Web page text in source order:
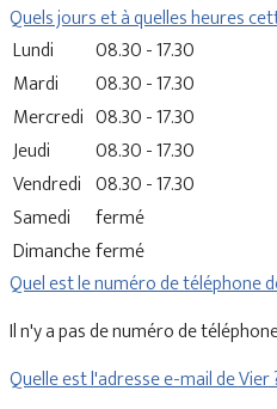
Quels jours et à quelles heures
Lundi
08.30 - 17.30
Mardi
08.30 - 17.30
Mercredi 08.30 - 17.30
Jeudi
08.30 - 17.30
Vendredi 08.30 - 17.30
Samedi
fermé
Dimanchefermé
Quel est le numéro de téléphone
Il n'y a pas de numéro de
Quelle est l'adresse e-mail de Vier